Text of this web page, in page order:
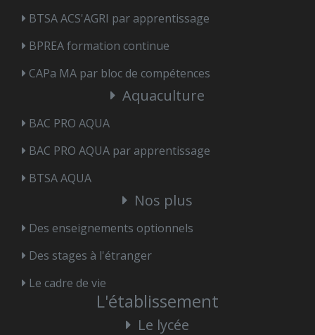
BTSA ACS'AGRI par apprentissage
BPREA formation continue
CAPa MA par bloc de compétences
Aquaculture
BAC PRO AQUA
BAC PRO AQUA par apprentissage
BTSA AQUA
Nos plus
Des enseignements optionnels
Des stages à l'étranger
Le cadre de vie
L'établissement
Le lycée